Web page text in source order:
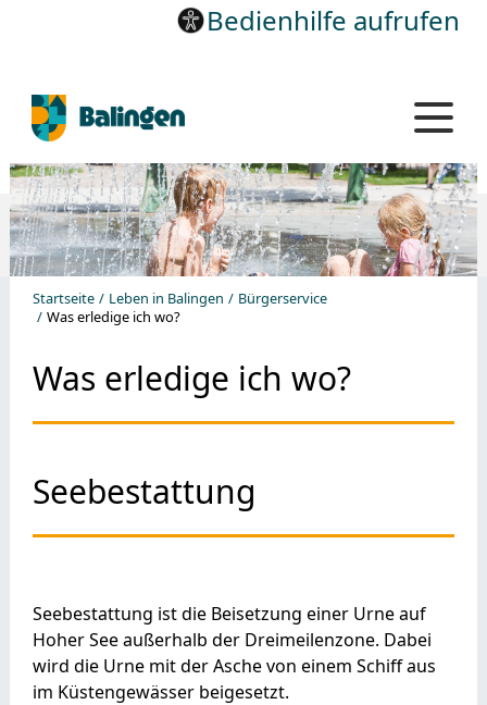
Bedienhilfe aufrufen
Startseite Leben in Balingen
Bürgerservice
Was erledige ich wo?
Was erledige ich wo?
Seebestattung
Seebestattung ist die Beisetzung einer Urne auf
Hoher See außerhalb der Dreimeilenzone. Dabei
wird die Urne mit der Asche von einem Schiff aus
im Küstengewässer beigesetzt.